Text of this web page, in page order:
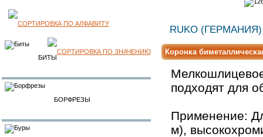
ПРОДУКЦИИ
БИТЫ
БОРФРЕЗЫ
RUKO
Коронка
подходят для
Применение:
м),